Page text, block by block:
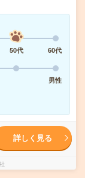
50代
60代
男性
詳しく見る